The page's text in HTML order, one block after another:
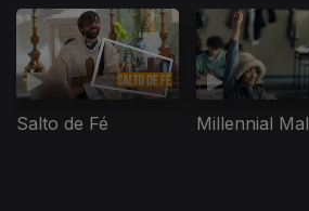
Salto de Fé Millennial Mal